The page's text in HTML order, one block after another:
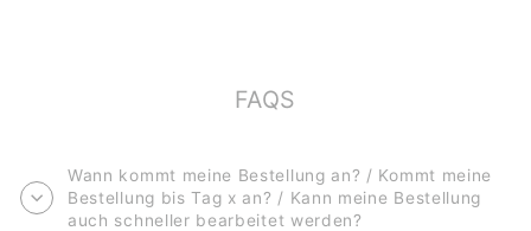
FAQS
Wann kommt meine Bestellung an? / Kommt meine
Bestellung bis Tag x an? / Kann meine Bestellung
auch schneller bearbeitet werden?